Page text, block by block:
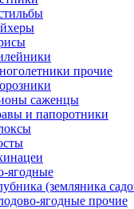
прочие
саженцы
и папоротники
ягодные
(земляника
ягодные прочие